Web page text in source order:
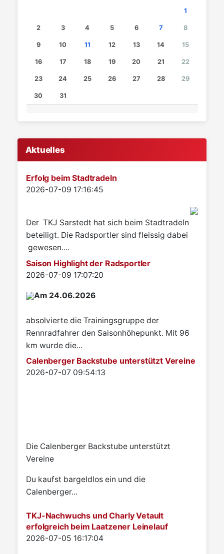
1
2 3 4 5 6 7 8
9 10 11 12 13 14 15
16 17 18 19 20 21 22
23 24 25 26 27 28 29
30 31
Aktuelles
Erfolg beim Stadtradeln
Details
2026-07-09 17:16:45
Der TKJ Sarstedt hat sich beim Stadtradeln
beteiligt. Die Radsportler sind fleissig dabei
gewesen....
Saison Highlight der Radsportler
Details
2026-07-09 17:07:20
Am 24.06.2026
absolvierte die Trainingsgruppe der
Rennradfahrer den Saisonhöhepunkt. Mit 96
km wurde die...
Calenberger Backstube unterstützt Vereine
Details
2026-07-07 09:54:13
Die Calenberger Backstube unterstützt
Vereine
Du kaufst bargeldlos ein und die
Calenberger...
TKJ-Nachwuchs und Charly Vetault
erfolgreich beim Laatzener Leinelauf
Details
2026-07-05 16:17:04